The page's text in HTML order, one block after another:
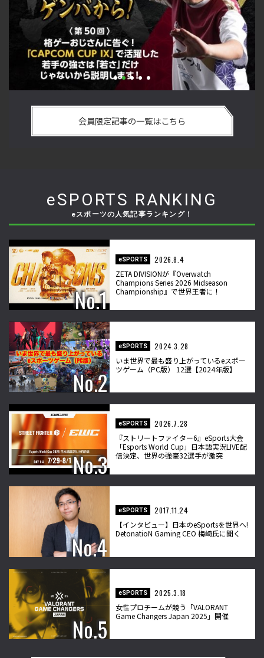
の強さは 「若さ」だけじゃないから説明します！【ストーム
久保のプロ格闘ゲーマーのゲンバから！ 第50回】
会員限定記事の一覧はこちら
eSPORTS RANKING
eスポーツの人気記事ランキング！
eSPORTS
2026.8.4
ZETA DIVISIONが『Overwatch
Champions Series 2026 Midseason
Championship』で世界王者に！
eSPORTS
2024.3.28
いま世界で最も盛り上がっているeスポー
ツゲーム（PC版） 12選【2024年版】
eSPORTS
2026.7.28
『ストリートファイター6』eSports大会
「Esports World Cup」日本語実況LIVE配
信決定、世界の強豪32選手が激突
eSPORTS
2017.11.24
【インタビュー】日本のeSportsを世界へ!
DetonatioN Gaming CEO 梅崎氏に聞く
eSPORTS
2025.3.18
女性プロチームが競う「VALORANT
Game Changers Japan 2025」開催